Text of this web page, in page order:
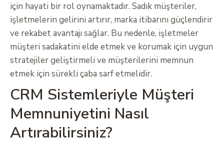
için hayati bir rol oynamaktadır. Sadık müşteriler,
işletmelerin gelirini artırır, marka itibarını güçlendirir
ve rekabet avantajı sağlar. Bu nedenle, işletmeler
müşteri sadakatini elde etmek ve korumak için uygun
stratejiler geliştirmeli ve müşterilerini memnun
etmek için sürekli çaba sarf etmelidir.
CRM Sistemleriyle Müşteri
Memnuniyetini Nasıl
Artırabilirsiniz?